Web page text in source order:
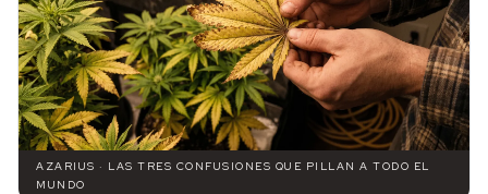
AZARIUS · LAS TRES CONFUSIONES QUE PILLAN A TODO EL
MUNDO